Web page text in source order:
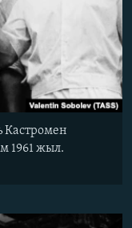
Кастромен
1961 жыл.